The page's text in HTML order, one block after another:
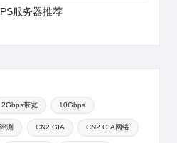
服务器推荐
2Gbps带宽 10Gbps
测 CN2 GIA CN2 GIA网络